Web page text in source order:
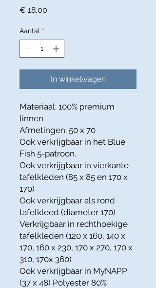
€ 18,00
Aantal *
In winkelwagen
Materiaal: 100% premium
linnen
Afmetingen: 50 x 70
Ook verkrijgbaar in het Blue
Fish 5-patroon.
Ook verkrijgbaar in vierkante
tafelkleden (85 x 85 en 170 x
170)
Ook verkrijgbaar als rond
tafelkleed (diameter 170)
Verkrijgbaar in rechthoekige
tafelkleden (120 x 160, 140 x
170, 160 x 230, 170 x 270, 170 x
310, 170x 360)
Ook verkrijgbaar in MyNAPP
(37 x 48) Polyester 80%